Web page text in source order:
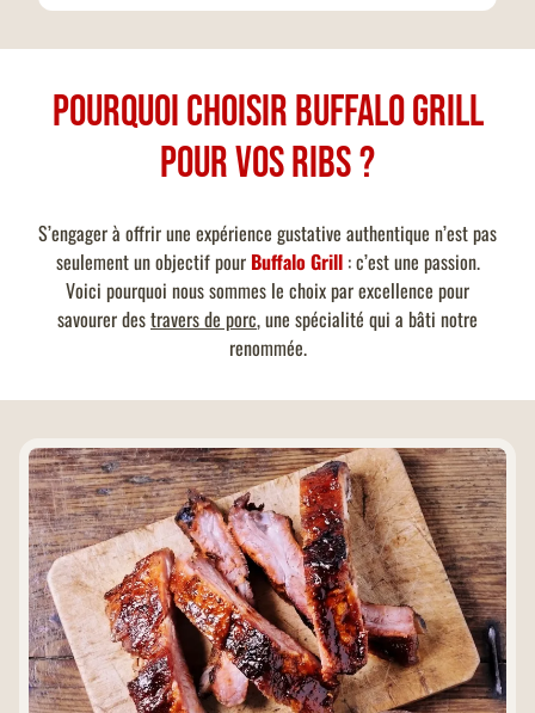
Pourquoi choisir Buffalo Grill
pour vos ribs ?
S’engager à offrir une expérience gustative authentique n’est pas
seulement un objectif pour Buffalo Grill: c’est une passion.
Voici pourquoi nous sommes le choix par excellence pour
savourer destravers de porc, une spécialité qui a bâti notre
renommée.